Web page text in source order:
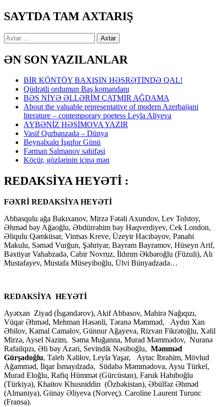
SAYTDA TAM AXTARIŞ
Axtarış:
ƏN SON YAZILANLAR
BİR KÖNTÖY BAXIŞIN HƏSRƏTİNDƏ QAL!
Qüdrətli ordumun Baş komandanı
BƏS NİYƏ ƏLLƏRİM ÇATMIR AĞDAMA
About the valuable representative of modern Azerbaijani
literature – contemporary poetess Leyla Aliyeva
AYBƏNİZ HƏŞİMOVA YAZIR
Vasif Qurbanzadə – Dünya
Beynəlxalq İşıqfor Günü
Fərman Salmanov səhifəsi
Köçür, gözlərinin içinə mən
REDAKSİYA HEYƏTİ :
FƏXRİ REDAKSİYA HEYƏTİ
Abbasqulu ağa Bakıxanov, Mirzə Fətəli Axundov, Lev Tolstoy,
Əhməd bəy Ağaoğlu, Əbdürrəhim bəy Haqverdiyev, Cek London,
Əliqulu Qəmküsar, Vintsas Kreve, Üzeyir Hacıbəyov, Pənahi
Makulu, Səməd Vurğun, Şəhriyar, Bayram Bayramov, Hüseyn Arif,
Bəxtiyar Vahabzadə, Cabir Novruz, İldırım Əkbəroğlu (Füzuli), Alı
Mustafayev, Mustafa Müseyiboğlu, Ülvi Bünyadzadə…
REDAKSİYA HEYƏTİ
Ayətxan Ziyad (İsgəndərov), Akif Abbasov, Mahirə Nağıqızı,
Vüqar Əhməd, Mehman Həsənli, Təranə Məmməd, Aydın Xan
Əbilov, Kamal Camalov, Günnur Ağayeva, Rizvan Fikrətoğlu, Xəlil
Mirzə, Aysel Nazim, Səma Muğanna, Murad Məmmədov, Nuranə
Rafailqızı, Əli bəy Azəri, Sevindik Nəsiboğlu, Məmməd
Gürşadoğlu, Taleh Xəlilov, Leyla Yaşar, Aytac İbrahim, Mövlud
Ağamməd, İlqar İsmayılzadə, Südabə Məmmədova, Aysu Türkel,
Murad Eloğlu, Rafiq Hümmət (Gürcüstan), Faruk Habiboğlu
(Türkiyə), Khaitov Khusniddin (Özbəkistan), Əbülfəz Əhməd
(Almaniya), Günay Əliyeva (Norveç). Caroline Laurent Turunc
(Fransa).